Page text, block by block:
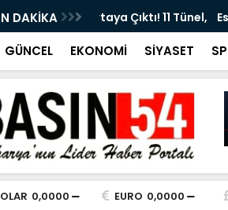
DAKİKA
11 Tünel, Eski Sakaryasporlu
GÜNCEL EKONOMİ SİYASET
0,0000 EURO 0,0000